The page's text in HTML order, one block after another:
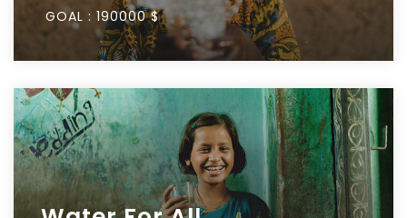
GOAL : 190000 $